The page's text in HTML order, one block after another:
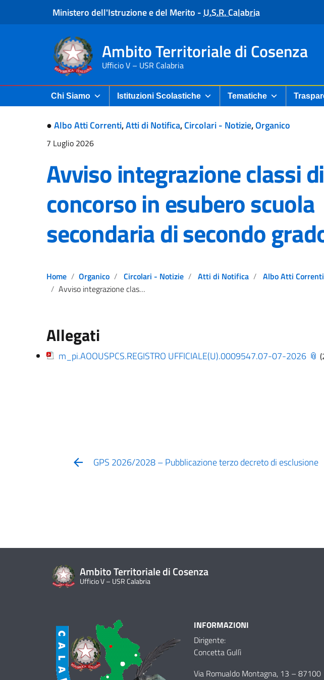
Ministero dell'Istruzione e del Merito -U.S.R. Calabria
Ambito Territoriale di Cosenza
Ufficio V – USR Calabria
Chi Siamo Istituzioni Scolastiche Tematiche
●Albo Atti Correnti,Atti di Notifica,Circolari - Notizie,Organico
7 Luglio 2026
Avviso integrazione classi di
concorso in esubero scuola
secondaria di secondo
Home Organico Circolari - Notizie Atti di Notifica
Albo Atti Correnti
Avviso integrazione classi di concorso in esubero scuola secondaria di secondo grado
Allegati
m_pi.AOOUSPCS.REGISTRO UFFICIALE(U).0009547.07-07-2026
GPS 2026/2028 – Pubblicazione terzo decreto di esclusione
Ambito Territoriale di Cosenza
Ufficio V – USR Calabria
INFORMAZIONI
Dirigente:
Concetta Gullì
Via Romualdo Montagna, 13 – 87100